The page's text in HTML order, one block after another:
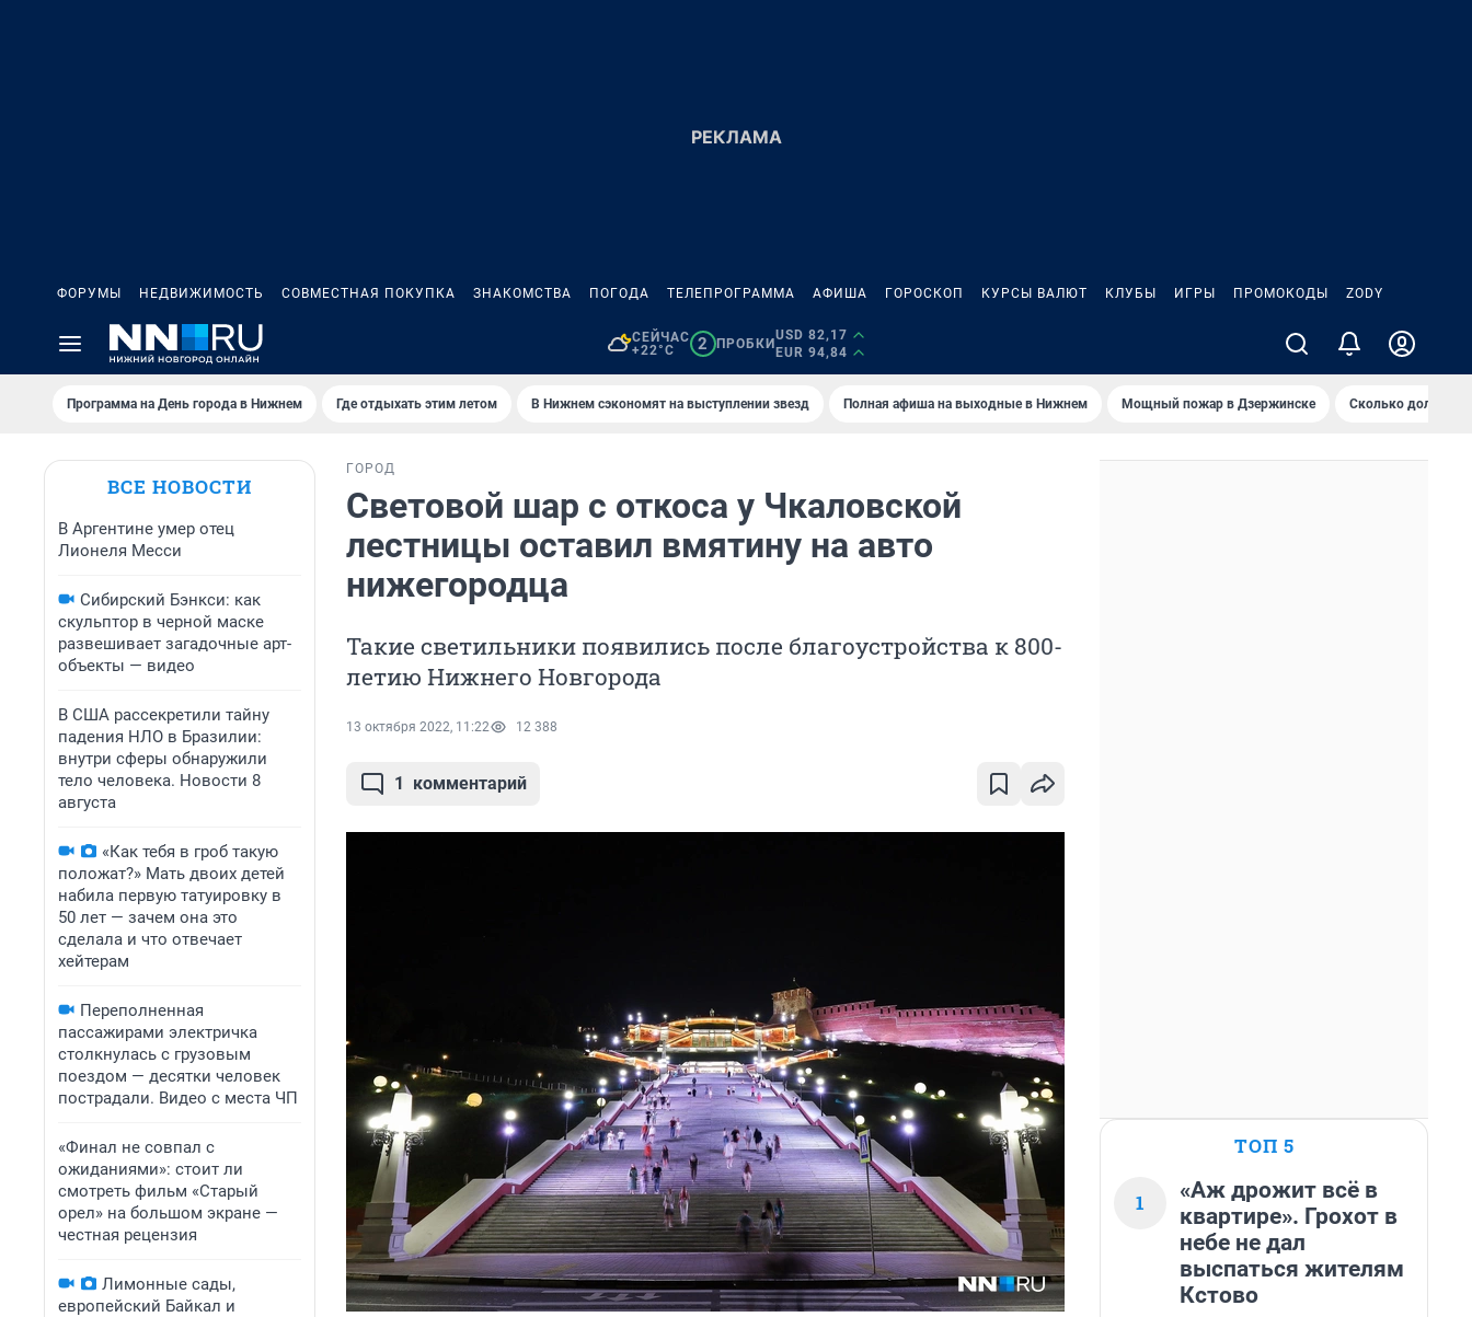
ФОРУМЫ НЕДВИЖИМОСТЬ СОВМЕСТНАЯ ПОКУПКА ЗНАКОМСТВА ПОГОДА ТЕЛЕПРОГРАММА АФИША ГОРОСКОП КУРСЫ ВАЛЮТ КЛУБЫ ИГРЫ ПРОМОКОДЫ ZODY
СЕЙЧАС
+22°C
2 ПРОБКИ
USD 82,17
EUR 94,84
Программа на День города в Нижнем Где отдыхать этим летом В Нижнем сэкономят на выступлении звезд Полная афиша на выходные в Нижнем Мощный пожар в Дзержинске Сколько должен
ВСЕ НОВОСТИ
В Аргентине умер отец
Лионеля Месси
Сибирский Бэнкси: как
скульптор в черной маске
развешивает загадочные арт-
объекты — видео
В США рассекретили тайну
падения НЛО в Бразилии:
внутри сферы обнаружили
тело человека. Новости 8
августа
«Как тебя в гроб такую
положат?» Мать двоих детей
набила первую татуировку в
50 лет — зачем она это
сделала и что отвечает
хейтерам
Переполненная
пассажирами электричка
столкнулась с грузовым
поездом — десятки человек
пострадали. Видео с места ЧП
«Финал не совпал с
ожиданиями»: стоит ли
смотреть фильм «Старый
орел» на большом экране —
честная рецензия
Лимонные сады,
европейский Байкал и
ГОРОД
Световой шар с откоса у Чкаловской
лестницы оставил вмятину на авто
нижегородца
Такие светильники появились после благоустройства к 800-
летию Нижнего Новгорода
13 октября 2022, 11:22 12 388
1 комментарий
ТОП 5
1
«Аж дрожит всё в
квартире». Грохот в
небе не дал
выспаться жителям
Кстово